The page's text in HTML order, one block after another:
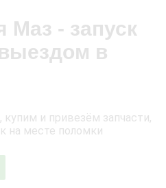
Маз - запуск
в
и привезём запчасти,
на месте поломки